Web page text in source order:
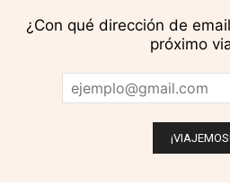
¿Con qué dirección de
próximo